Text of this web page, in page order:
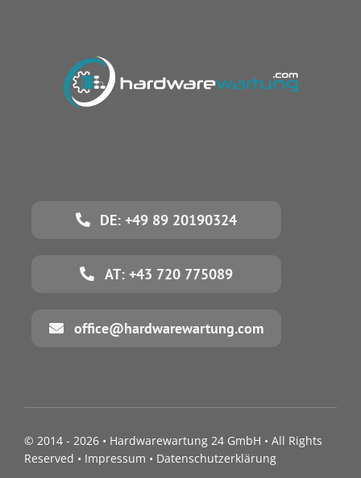
DE: +49 89 20190324
AT: +43 720 775089
office@hardwarewartung.com
© 2014 - 2026 • Hardwarewartung 24 GmbH • All Rights
Reserved • Impressum • Datenschutzerklärung